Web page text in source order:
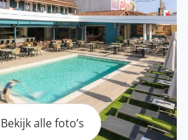
Bekijk alle foto’s